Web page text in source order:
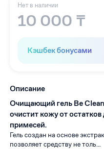
Нет в наличии
10 000 ₸
Кэшбек бонусами
Описание
Очищающий гель Be
очистит кожу от
примесей.
Гель создан на основе
позволяет средству не толь...